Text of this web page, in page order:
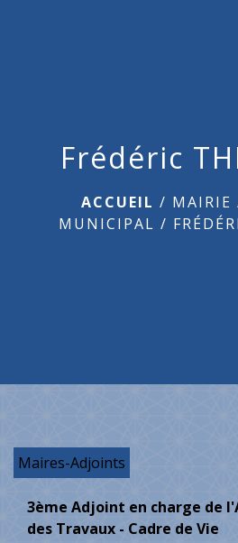
Frédéric
ACCUEIL / MAIRIE
MUNICIPAL /
Maires-Adjoints
3ème Adjoint en charge de
des Travaux - Cadre de Vie